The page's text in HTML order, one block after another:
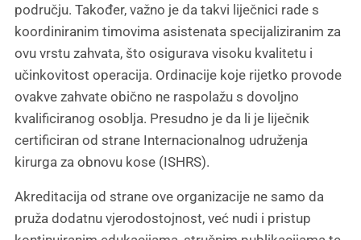
području. Također, važno je da takvi liječnici rade s
koordiniranim timovima asistenata specijaliziranim za
ovu vrstu zahvata, što osigurava visoku kvalitetu i
učinkovitost operacija. Ordinacije koje rijetko provode
ovakve zahvate obično ne raspolažu s dovoljno
kvalificiranog osoblja. Presudno je da li je liječnik
certificiran od strane Internacionalnog udruženja
kirurga za obnovu kose (ISHRS).
Akreditacija od strane ove organizacije ne samo da
pruža dodatnu vjerodostojnost, već nudi i pristup